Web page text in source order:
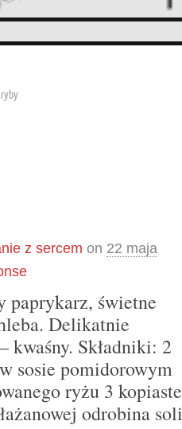
z sercem on 22 maja
paprykarz, świetne
Delikatnie
kwaśny. Składniki: 2
sosie pomidorowym
ryżu 3
odrobina